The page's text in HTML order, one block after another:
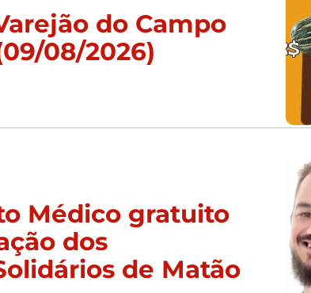
do Campo
08/2026)
Médico gratuito
dos
de Matão